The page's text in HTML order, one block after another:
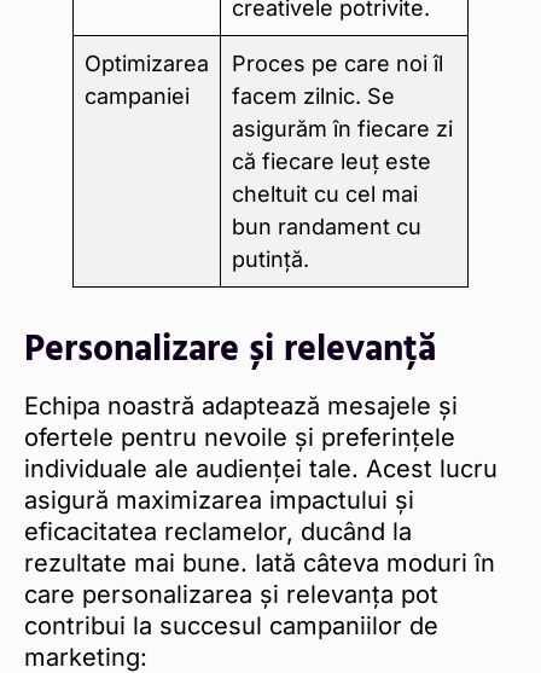
creativele potrivite.
Optimizarea
campaniei
Proces pe care noi îl
facem zilnic. Se
asigurăm în fiecare zi
că fiecare leuț este
cheltuit cu cel mai
bun randament cu
putință.
Personalizare și relevanță
Echipa noastră adaptează mesajele și
ofertele pentru nevoile și preferințele
individuale ale audienței tale. Acest lucru
asigură maximizarea impactului și
eficacitatea reclamelor, ducând la
rezultate mai bune. Iată câteva moduri în
care personalizarea și relevanța pot
contribui la succesul campaniilor de
marketing: